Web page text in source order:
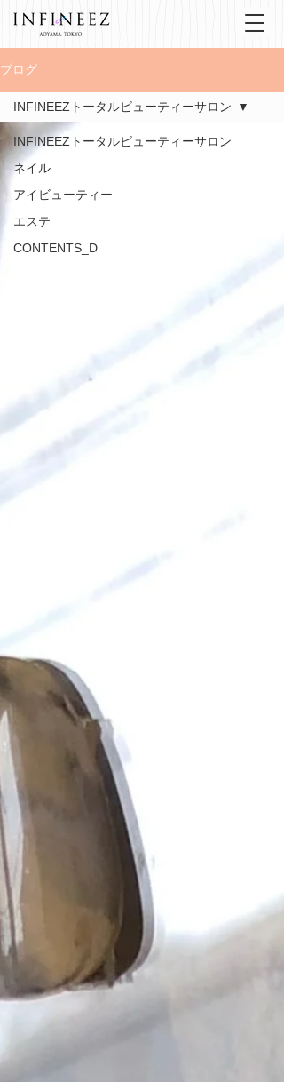
ブログ
INFINEEZトータルビューティーサロン
ネイル
アイビューティー
エステ
CONTENTS_D
INFINEEZトータルビューティーサロン